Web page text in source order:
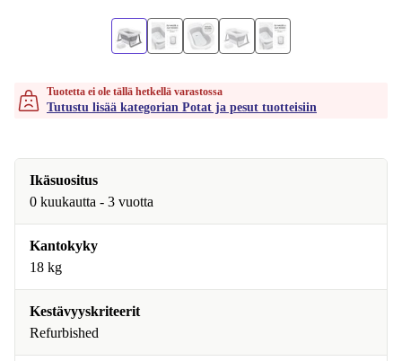
Tuotetta ei ole tällä hetkellä varastossa
Tutustu lisää kategorian Potat ja pesut tuotteisiin
Ikäsuositus
0 kuukautta - 3 vuotta
Kantokyky
18 kg
Kestävyyskriteerit
Refurbished